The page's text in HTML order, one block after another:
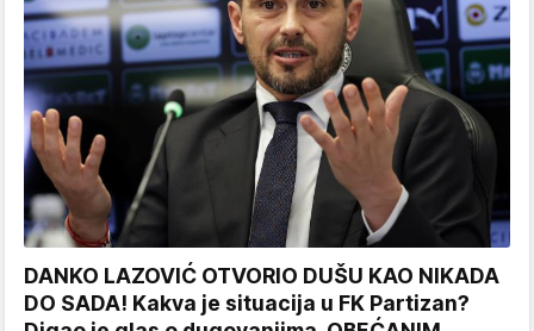
DANKO LAZOVIĆ OTVORIO DUŠU KAO NIKADA
DO SADA! Kakva je situacija u FK Partizan?